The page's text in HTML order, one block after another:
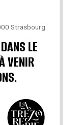
Strasbourg
LE
VENIR